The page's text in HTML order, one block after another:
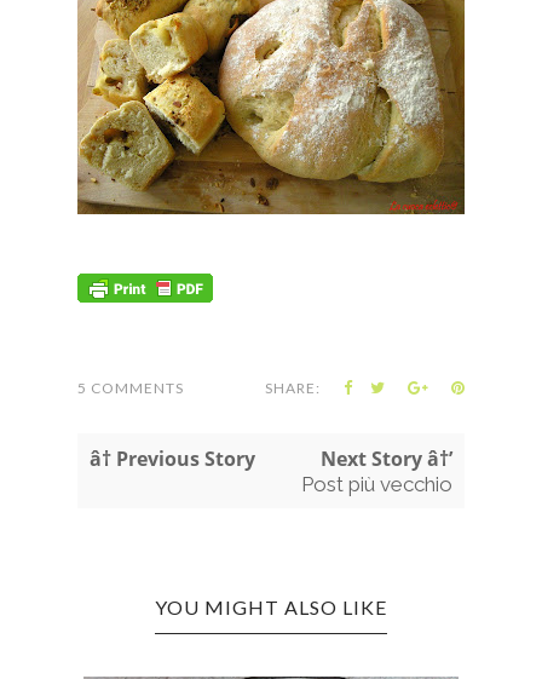
5 COMMENTS SHARE:
â† Previous Story Next Story â†’
Post più vecchio
YOU MIGHT ALSO LIKE